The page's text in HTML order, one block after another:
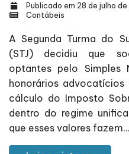
Publicado em 28 de julho
Contábeis
A Segunda Turma do
(STJ) decidiu que
optantes pelo Simples
honorários advocatícios
cálculo do Imposto
dentro do regime
que esses valores fazem...